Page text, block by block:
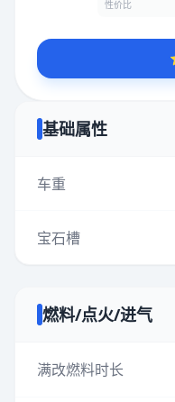
性价比
基础属性
车重
宝石槽
燃料/点火/进气
满改燃料时长
性价比
★★★★★